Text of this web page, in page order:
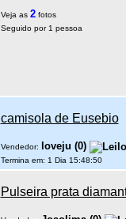
Veja as 2fotos
Seguido por 1 pessoa
camisola de Eusebio
Vendedor: loveju (0)
Termina em: 1 Dia 15:48:50
Pulseira prata